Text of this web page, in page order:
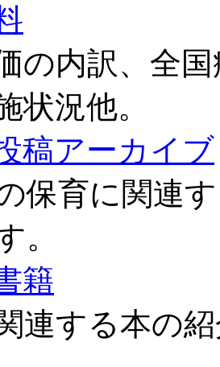
の内訳、全
状況他。
稿アーカイブ
保育に関連
。
籍
連する本の